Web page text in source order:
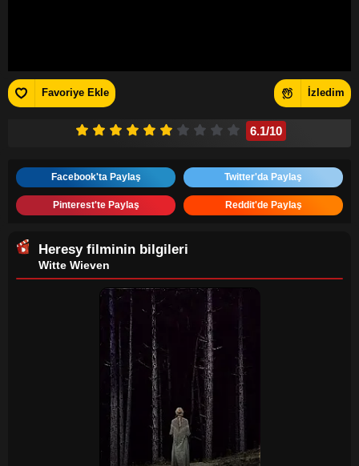
Favoriye Ekle İzledim
6.1/10
Facebook'ta Paylaş Twitter'da Paylaş
Pinterest'te Paylaş Reddit'de Paylaş
Heresyfilminin bilgileri
Witte Wieven